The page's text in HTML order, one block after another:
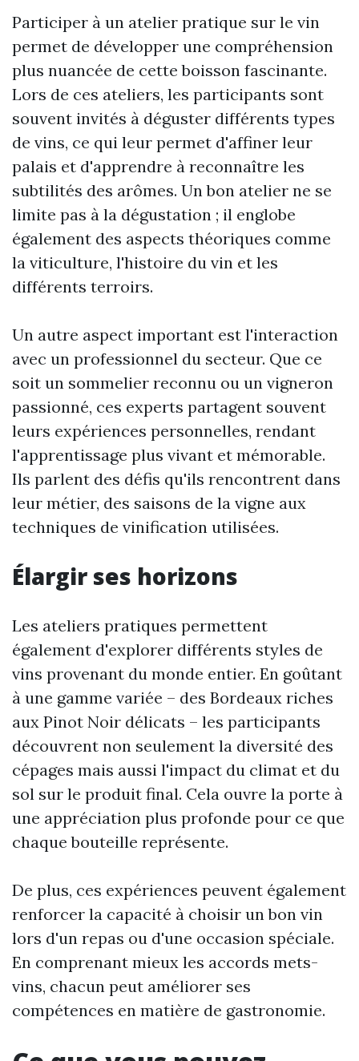
Participer à un atelier pratique sur le vin
permet de développer une compréhension
plus nuancée de cette boisson fascinante.
Lors de ces ateliers, les participants sont
souvent invités à déguster différents types
de vins, ce qui leur permet d'affiner leur
palais et d'apprendre à reconnaître les
subtilités des arômes. Un bon atelier ne se
limite pas à la dégustation ; il englobe
également des aspects théoriques comme
la viticulture, l'histoire du vin et les
différents terroirs.
Un autre aspect important est l'interaction
avec un professionnel du secteur. Que ce
soit un sommelier reconnu ou un vigneron
passionné, ces experts partagent souvent
leurs expériences personnelles, rendant
l'apprentissage plus vivant et mémorable.
Ils parlent des défis qu'ils rencontrent dans
leur métier, des saisons de la vigne aux
techniques de vinification utilisées.
Élargir ses horizons
Les ateliers pratiques permettent
également d'explorer différents styles de
vins provenant du monde entier. En goûtant
à une gamme variée – des Bordeaux riches
aux Pinot Noir délicats – les participants
découvrent non seulement la diversité des
cépages mais aussi l'impact du climat et du
sol sur le produit final. Cela ouvre la porte à
une appréciation plus profonde pour ce que
chaque bouteille représente.
De plus, ces expériences peuvent également
renforcer la capacité à choisir un bon vin
lors d'un repas ou d'une occasion spéciale.
En comprenant mieux les accords mets-
vins, chacun peut améliorer ses
compétences en matière de gastronomie.